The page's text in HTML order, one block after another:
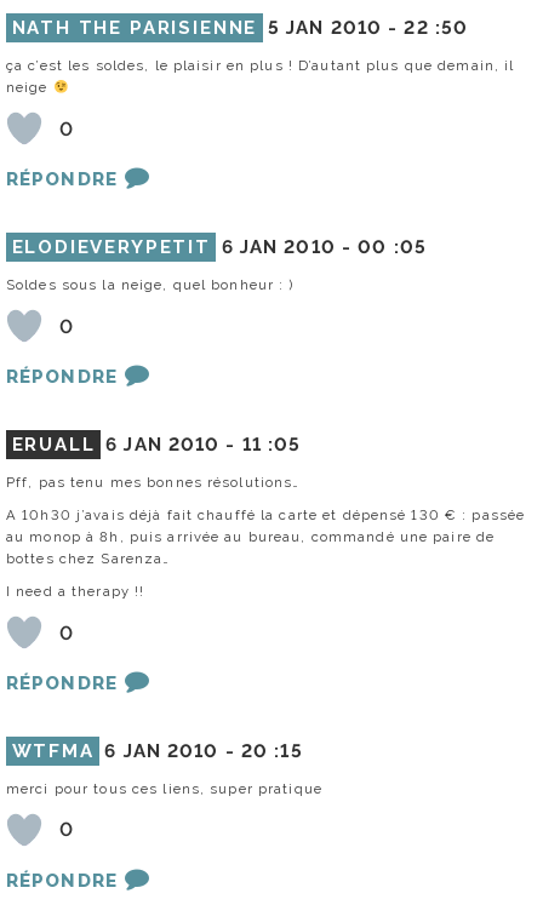
NATH THE PARISIENNE 5 JAN 2010 -22 :50
ça c’est les soldes, le plaisir en plus ! D’autant plus que demain, il
neige
0
RÉPONDRE
ELODIEVERYPETIT 6 JAN 2010 -00 :05
Soldes sous la neige, quel bonheur : )
0
RÉPONDRE
ERUALL 6 JAN 2010 - 11 :05
Pff, pas tenu mes bonnes résolutions…
A 10h30 j’avais déjà fait chauffé la carte et dépensé 130 € : passée
au monop à 8h, puis arrivée au bureau, commandé une paire de
bottes chez Sarenza…
I need a therapy !!
0
RÉPONDRE
WTFMA 6 JAN 2010 - 20 :15
merci pour tous ces liens, super pratique
0
RÉPONDRE